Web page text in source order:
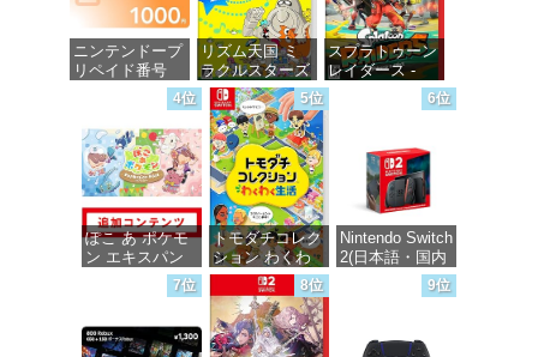
ニンテンドープ
リペイド番号
1000円|オンラ
価格：¥1,000
リズム天国 ミ
ラクルスターズ
-Switch
価格：¥5,645
スプラトゥーン
レイダース -
Switch2
4位
ぽこ あ ポケモ
ン エキスパン
ションパス|オン
ラインコード版
価格：¥4,400
5位
トモダチコレク
ション わくわ
く生活 -Switch
価格：¥6,145
6位
Nintendo Switch
2(日本語・国内
7位 8位 9位